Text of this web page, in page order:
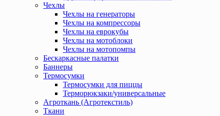
Чехлы
Чехлы на генераторы
Чехлы на компрессоры
Чехлы на еврокубы
Чехлы на мотоблоки
Чехлы на мотопомпы
Бескаркасные палатки
Баннеры
Термосумки
Термосумки для пиццы
Терморюкзаки/универсальные
Агроткань (Агротекстиль)
Ткани